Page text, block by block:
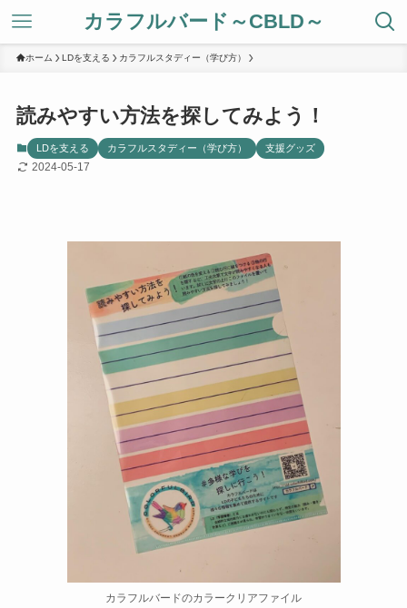
カラフルバード～CBLD～
ホーム LDを支える カラフルスタディー（学び方）
読みやすい方法を探してみよう！
LDを支える カラフルスタディー（学び方） 支援グッズ
2024-05-17
カラフルバードのカラークリアファイル